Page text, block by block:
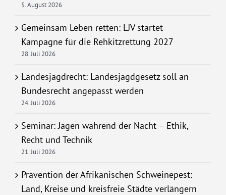
5. August 2026
Gemeinsam Leben retten: LJV startet
Kampagne für die Rehkitzrettung 2027
28. Juli 2026
Landesjagdrecht: Landesjagdgesetz soll an
Bundesrecht angepasst werden
24. Juli 2026
Seminar: Jagen während der Nacht – Ethik,
Recht und Technik
21. Juli 2026
Prävention der Afrikanischen Schweinepest:
Land, Kreise und kreisfreie Städte verlängern